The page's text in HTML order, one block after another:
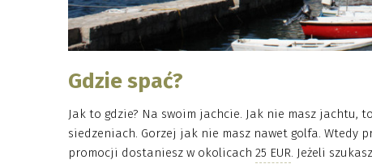
Gdzie spać?
Jak to gdzie? Na swoim jachcie. Jak nie masz jachtu,
siedzeniach. Gorzej jak nie masz nawet golfa. Wtedy
promocji dostaniesz w okolicach25 EUR. Jeżeli